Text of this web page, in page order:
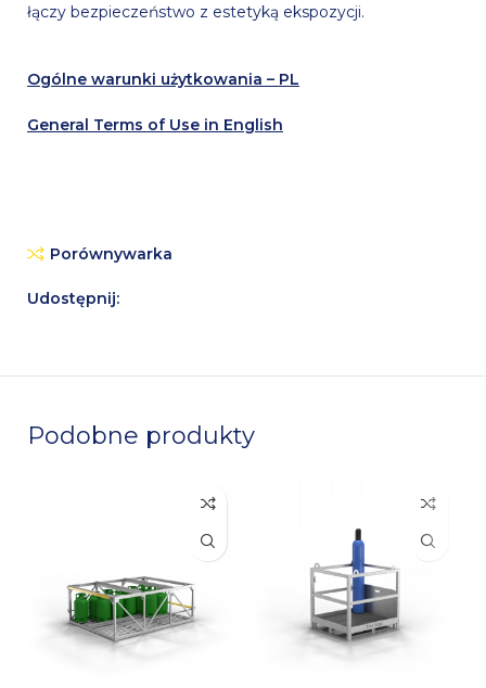
łączy bezpieczeństwo z estetyką ekspozycji.
Ogólne warunki użytkowania – PL
General Terms of Use in English
Porównywarka
Udostępnij:
Podobne produkty